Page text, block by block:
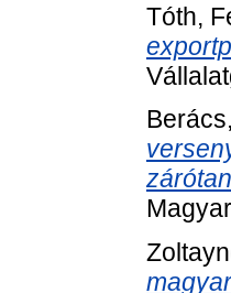
Tóth,